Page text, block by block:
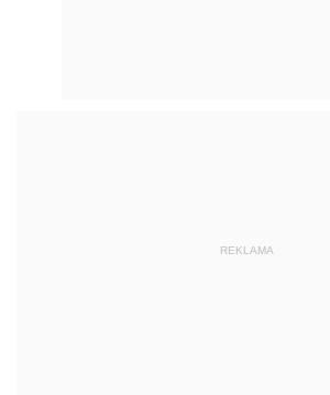
REKLAMA